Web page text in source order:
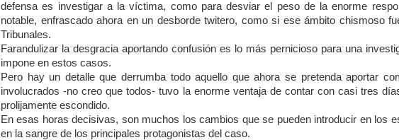
defensa es investigar a la víctima, como para desviar el peso de la enorme
notable, enfrascado ahora en un desborde twitero, como si ese ámbito chismoso
Tribunales.
Farandulizar la desgracia aportando confusión es lo más pernicioso para una
impone en estos casos.
Pero hay un detalle que derrumba todo aquello que ahora se pretenda aportar
involucrados -no creo que todos- tuvo la enorme ventaja de contar con casi tres
prolijamente escondido.
En esas horas decisivas, son muchos los cambios que se pueden introducir en los
en la sangre de los principales protagonistas del caso.